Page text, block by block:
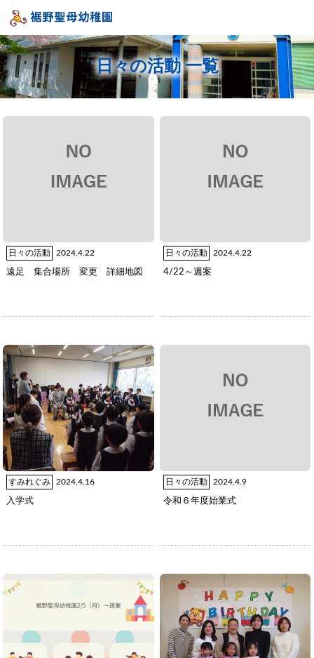
日々の活動 一覧
日々の活動 2024.4.22
遠足 集合場所 変更 詳細地図
日々の活動 2024.4.22
4/22～週案
すみれぐみ 2024.4.16
入学式
日々の活動 2024.4.9
令和６年度始業式